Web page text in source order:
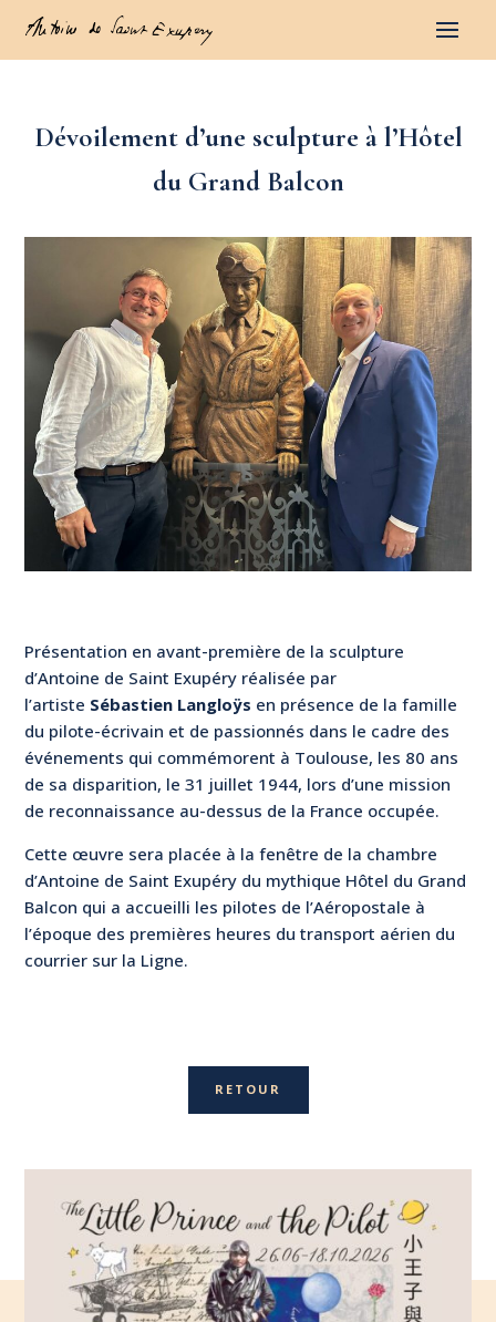
Dévoilement d’une sculpture à l’Hôtel
du Grand Balcon
Présentation en avant-première de la sculpture
d’Antoine de Saint Exupéry réalisée par
l’artiste Sébastien Langloÿs en présence de la famille
du pilote-écrivain et de passionnés dans le cadre des
événements qui commémorent à Toulouse, les 80 ans
de sa disparition, le 31 juillet 1944, lors d’une mission
de reconnaissance au-dessus de la France occupée.
Cette œuvre sera placée à la fenêtre de la chambre
d’Antoine de Saint Exupéry du mythique Hôtel du Grand
Balcon qui a accueilli les pilotes de l’Aéropostale à
l’époque des premières heures du transport aérien du
courrier sur la Ligne.
RETOUR